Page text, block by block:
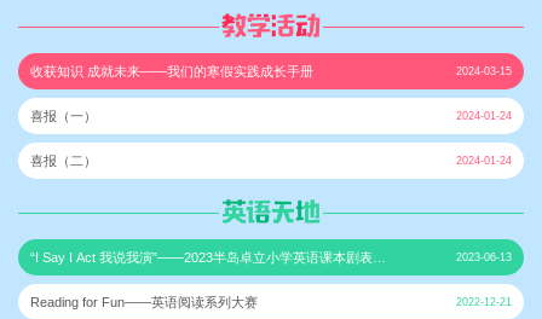
收获知识 成就未来——我们的寒假实践成长手册 2024-03-15
喜报（一） 2024-01-24
喜报（二） 2024-01-24
“I Say I Act 我说我演”——2023半岛卓立小学英语课本剧表演 2023-06-13
Reading for Fun——英语阅读系列大赛 2022-12-21